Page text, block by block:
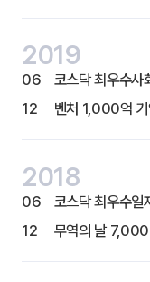
2019
06
코스닥 최우수사
12
벤처 1,000억 기
2018
06
코스닥 최우수일
12
무역의 날 7,000